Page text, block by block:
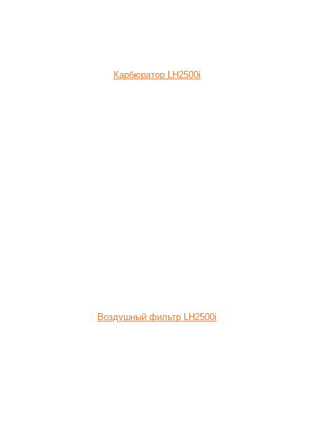
Карбюратор LH2500i
Воздушный фильтр LH2500i